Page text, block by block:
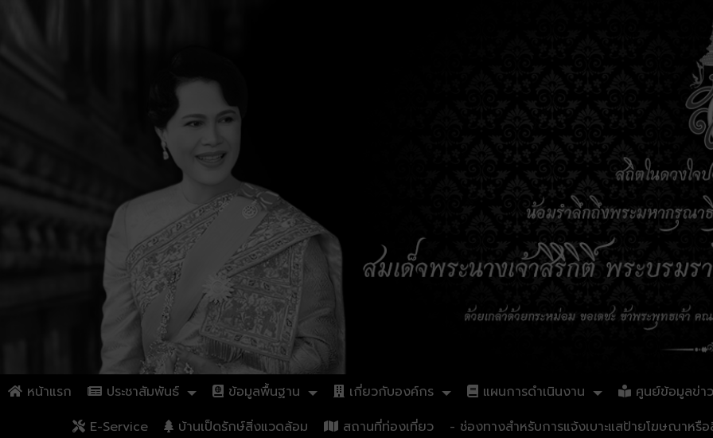
หน้าแรก ประชาสัมพันธ์ ข้อมูลพื้นฐาน เกี่ยวกับองค์กร แผนการดำเนินงาน
ศูนย์ข้อมูลข่า
E-Service
บ้านเป็ดรักษ์สิ่งแวดล้อม สถานที่ท่องเที่ยว
- ช่องทางสำหรับการแจ้งเบาะแสป้ายโฆษณาห